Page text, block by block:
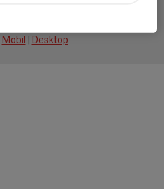
Mobil Desktop